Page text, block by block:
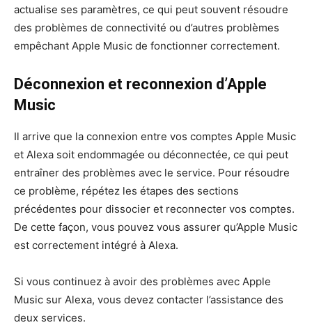
actualise ses paramètres, ce qui peut souvent résoudre
des problèmes de connectivité ou d’autres problèmes
empêchant Apple Music de fonctionner correctement.
Déconnexion et reconnexion d’Apple
Music
Il arrive que la connexion entre vos comptes Apple Music
et Alexa soit endommagée ou déconnectée, ce qui peut
entraîner des problèmes avec le service. Pour résoudre
ce problème, répétez les étapes des sections
précédentes pour dissocier et reconnecter vos comptes.
De cette façon, vous pouvez vous assurer qu’Apple Music
est correctement intégré à Alexa.
Si vous continuez à avoir des problèmes avec Apple
Music sur Alexa, vous devez contacter l’assistance des
deux services.